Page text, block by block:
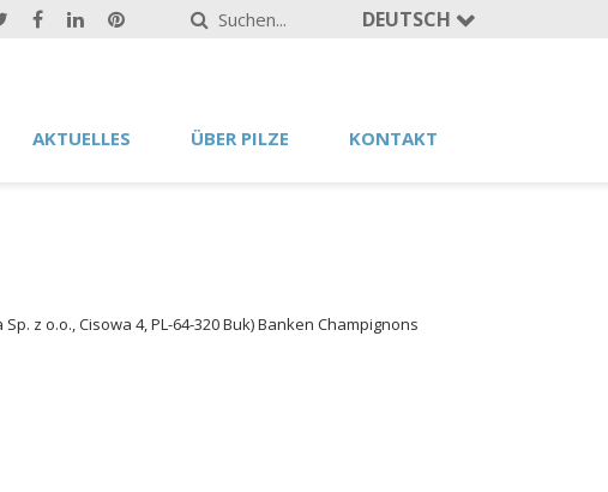
DEUTSCH
AKTUELLES ÜBER PILZE KONTAKT
z o.o., Cisowa 4, PL-64-320 Buk) Banken Champignons